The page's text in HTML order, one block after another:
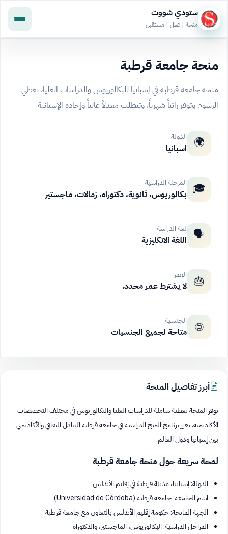
ستودي شووت
منحة | عمل | مستقبل
منحة جامعة قرطبة
منحة جامعة قرطبة في إسبانيا للبكالوريوس والدراسات العليا، تغطي
الرسوم وتوفر راتباً شهرياً، وتتطلب معدلاً عالياً وإجادة الإسبانية.
🌍 الدولة
اسبانيا
🎓 المرحلة الدراسية
بكالوريوس، ثانوية، دكتوراه، زمالات، ماجستير
🗣️ لغة الدراسة
اللغة الانكليزية
🎂 العمر
لا يشترط عمر محدد.
🌐 الجنسية
متاحة لجميع الجنسيات
أبرز تفاصيل المنحة
توفر المنحة تغطية شاملة للدراسات العليا والبكالوريوس في مختلف التخصصات
الأكاديمية. يعزز برنامج المنح الدراسية في جامعة قرطبة التبادل الثقافي والأكاديمي
بين إسبانيا ودول العالم.
لمحة سريعة حول منحة جامعة قرطبة
الدولة: إسبانيا، مدينة قرطبة في إقليم الأندلس
اسم الجامعة: جامعة قرطبة (Universidad de Córdoba)
الجهة المانحة: حكومة إقليم الأندلس بالتعاون مع جامعة قرطبة
المراحل الدراسية: البكالوريوس، الماجستير، والدكتوراه